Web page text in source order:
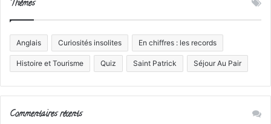
Thèmes
Anglais Curiosités insolites En chiffres : les records
Histoire et Tourisme Quiz Saint Patrick Séjour Au Pair
Commentaires récents